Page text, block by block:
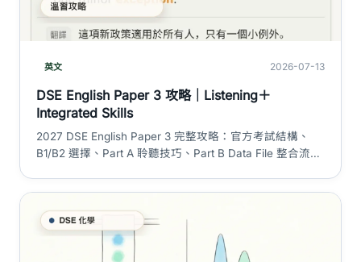
英文 2026-07-13
DSE English Paper 3 攻略｜Listening＋
Integrated Skills
2027 DSE English Paper 3 完整攻略：官方考試結構、
B1/B2 選擇、Part A 聆聽技巧、Part B Data File 整合流程